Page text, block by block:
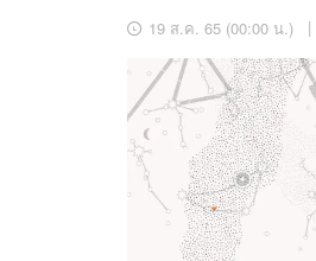
อัปเดตจีน
เช็กข่าวชัวร์
ดาวน์โหลดสนุกแอปฟรี
19 ส.ค. 65 (00:00 น.)